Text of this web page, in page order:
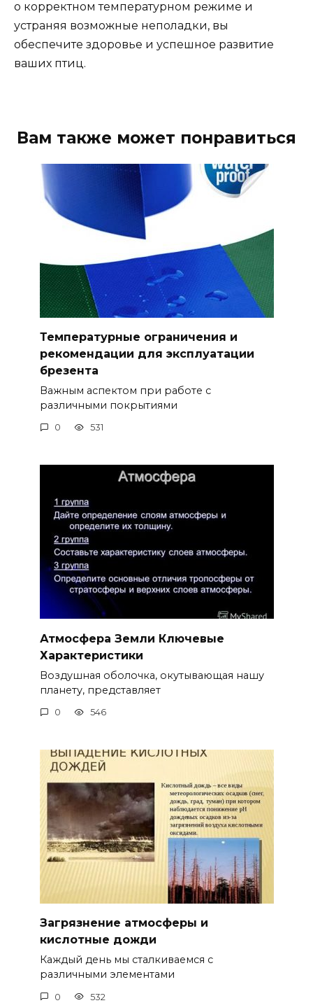
о корректном температурном режиме и
устраняя возможные неполадки, вы
обеспечите здоровье и успешное развитие
ваших птиц.
Вам также может понравиться
Температурные ограничения и
рекомендации для эксплуатации
брезента
Важным аспектом при работе с
различными покрытиями
0 531
Атмосфера Земли Ключевые
Характеристики
Воздушная оболочка, окутывающая нашу
планету, представляет
0 546
Загрязнение атмосферы и
кислотные дожди
Каждый день мы сталкиваемся с
различными элементами
0 532